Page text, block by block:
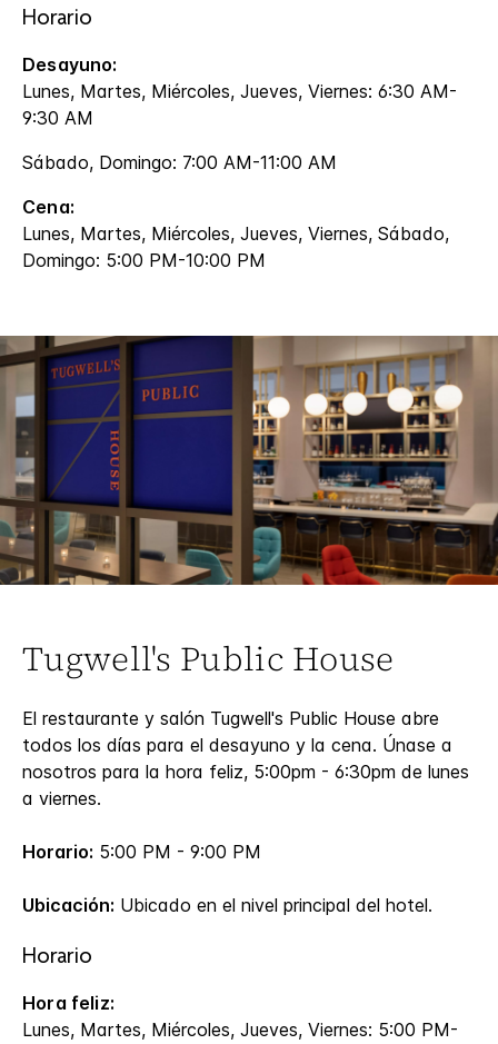
Horario
Desayuno:
Lunes, Martes, Miércoles, Jueves, Viernes: 6:30 AM-
9:30 AM
Sábado, Domingo: 7:00 AM-11:00 AM
Cena:
Lunes, Martes, Miércoles, Jueves, Viernes, Sábado,
Domingo: 5:00 PM-10:00 PM
Tugwell's Public House
El restaurante y salón Tugwell's Public House abre
todos los días para el desayuno y la cena. Únase a
nosotros para la hora feliz, 5:00pm - 6:30pm de lunes
a viernes.
Horario: 5:00 PM - 9:00 PM
Ubicación: Ubicado en el nivel principal del hotel.
Horario
Hora feliz:
Lunes, Martes, Miércoles, Jueves, Viernes: 5:00 PM-